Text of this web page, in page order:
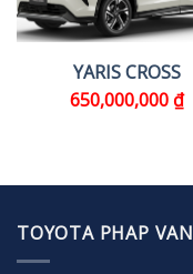
YARIS CROSS
650,000,000₫
TOYOTA PHAP VAN